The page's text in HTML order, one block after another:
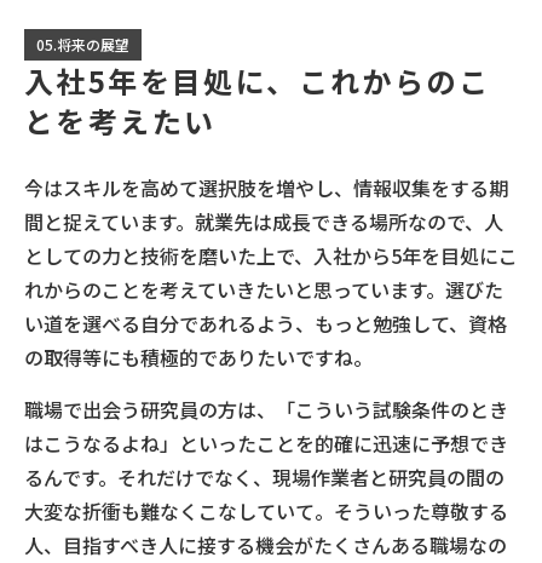
05.将来の展望
入社5年を目処に、これからのこ
とを考えたい
今はスキルを高めて選択肢を増やし、情報収集をする期
間と捉えています。就業先は成長できる場所なので、人
としての力と技術を磨いた上で、入社から5年を目処にこ
れからのことを考えていきたいと思っています。選びた
い道を選べる自分であれるよう、もっと勉強して、資格
の取得等にも積極的でありたいですね。
職場で出会う研究員の方は、「こういう試験条件のとき
はこうなるよね」といったことを的確に迅速に予想でき
るんです。それだけでなく、現場作業者と研究員の間の
大変な折衝も難なくこなしていて。そういった尊敬する
人、目指すべき人に接する機会がたくさんある職場なの